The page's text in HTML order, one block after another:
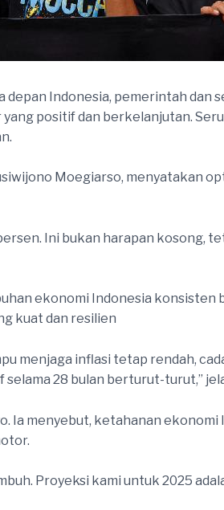
depan Indonesia, pemerintah dan
positif dan berkelanjutan.
Moegiarso, menyatakan
Ini bukan harapan kosong,
ekonomi Indonesia konsisten
kuat dan resilien
menjaga inflasi tetap rendah,
selama 28 bulan berturut-turut,”
Ia menyebut, ketahanan
Proyeksi kami untuk 2025